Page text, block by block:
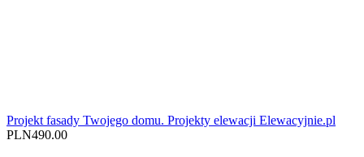
Projekt fasady Twojego domu. Projekty elewacji Elewacyjnie.pl
PLN490.00